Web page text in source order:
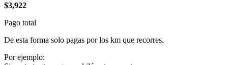
$3,922
Pago total
De esta forma solo pagas por los km que recorres.
Por ejemplo: